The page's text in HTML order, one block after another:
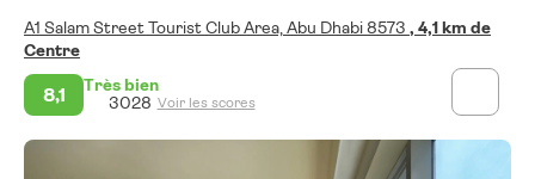
A1 Salam Street Tourist Club Area, Abu Dhabi 8573 , 4,1 km de
Centre
8,1
Très bien
3028 Voir les scores